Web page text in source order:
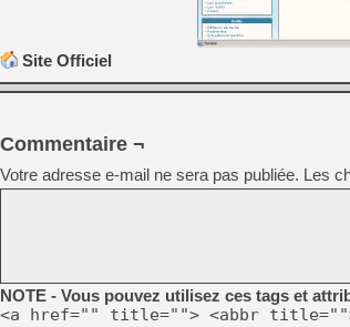
Site Officiel
Commentaire ¬
Votre adresse e-mail ne sera pas publiée. Les
NOTE - Vous pouvez utilisez ces tags et
<a href="" title=""> <abbr